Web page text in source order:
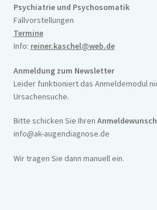
Psychiatrie und Psychosomatik
Fallvorstellungen
Termine
Info: reiner.kaschel@web.de
Anmeldung zum Newsletter
Leider funktioniert das Anmeldemodul
Ursachensuche.
Bitte schicken Sie Ihren
info@ak-augendiagnose.de
Wir tragen Sie dann manuell ein.